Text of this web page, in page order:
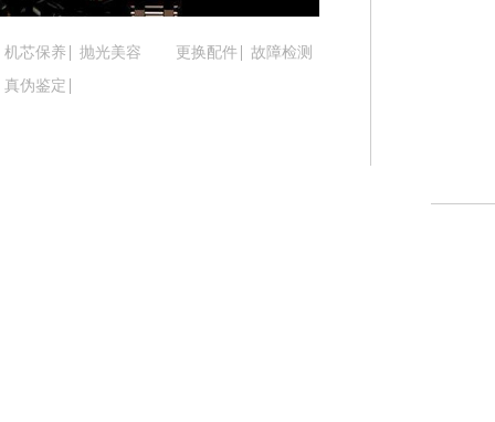
辽宁省丹东市振兴区七经街腕表时光售后服务中心
机芯保养 抛光美容 更换配件
故障检测
真伪鉴定